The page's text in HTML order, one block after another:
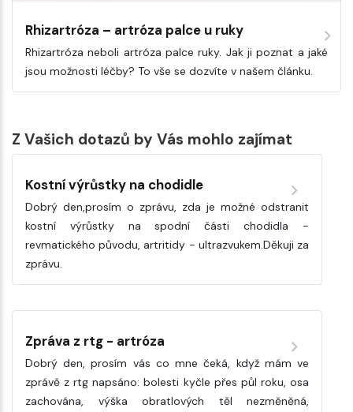
Rhizartróza – artróza palce u ruky
Rhizartróza neboli artróza palce ruky. Jak ji poznat a jaké
jsou možnosti léčby? To vše se dozvíte v našem článku.
Z Vašich dotazů by Vás mohlo zajímat
Kostní výrůstky na chodidle
Dobrý den,prosím o zprávu, zda je možné odstranit
kostní výrůstky na spodní části chodidla -
revmatického původu, artritidy - ultrazvukem.Děkuji za
zprávu.
Zpráva z rtg - artróza
Dobrý den, prosím vás co mne čeká, když mám ve
zprávě z rtg napsáno: bolesti kyčle přes půl roku, osa
zachována, výška obratlových těl nezměněná,